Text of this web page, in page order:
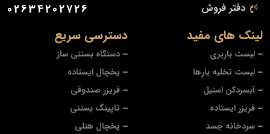
دسترسی سریع
دستگاه بستنی ساز
یخچال ایستاده
فریزر صندوقی
تاپینگ بستنی
یخچال هتلی
لینک های مفید
لیست باربری
لیست تخلیه بارها
آبسردکن استیل
فریزر ایستاده
سردخانه جسد
دفتر فروش 02634202726